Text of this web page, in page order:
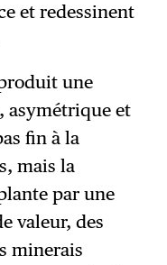
et redessinent
une
asymétrique et
fin à la
mais la
par une
valeur, des
minerais